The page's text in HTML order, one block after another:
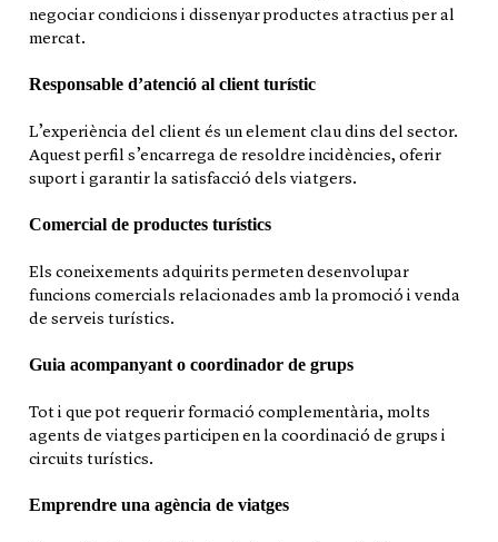
negociar condicions i dissenyar productes atractius per al
mercat.
Responsable d’atenció al client turístic
L’experiència del client és un element clau dins del sector.
Aquest perfil s’encarrega de resoldre incidències, oferir
suport i garantir la satisfacció dels viatgers.
Comercial de productes turístics
Els coneixements adquirits permeten desenvolupar
funcions comercials relacionades amb la promoció i venda
de serveis turístics.
Guia acompanyant o coordinador de grups
Tot i que pot requerir formació complementària, molts
agents de viatges participen en la coordinació de grups i
circuits turístics.
Emprendre una agència de viatges